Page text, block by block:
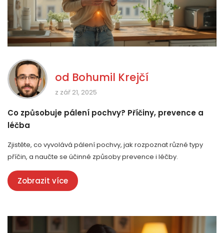
od Bohumil Krejčí
z zář 21, 2025
Co způsobuje pálení pochvy? Příčiny, prevence a
léčba
Zjistěte, co vyvolává pálení pochvy, jak rozpoznat různé typy
příčin, a naučte se účinné způsoby prevence i léčby.
Zobrazit více